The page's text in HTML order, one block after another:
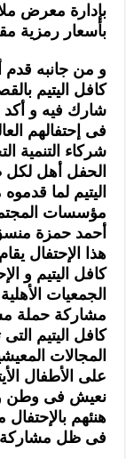
بإدارة معرض
بأسعار رمزية
و من جانبه قدم
كافل اليتيم
شارك فيه و أكد
فى إحتفالهم
شركاء التنمية
الحفل أهل لكل
اليتيم لما
مؤسسات
أحمد حمزة
هذا الإحتفال
كافل اليتيم و
الجمعيات
مشاركة حملة
كافل اليتيم التى
المجالات
على الأطفال
نعيش فى وطن
هنئهم بالإحتفال
فى ظل مشاركة